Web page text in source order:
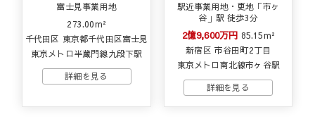
富士見事業用地
273.00m²
千代田区 東京都千代田区富士見
東京メトロ半蔵門線九段下駅
駅近事業用地・更地「市ヶ
谷」駅 徒歩3分
2億9,600万円 85.15m²
新宿区 市谷田町2丁目
東京メトロ南北線市ヶ谷駅